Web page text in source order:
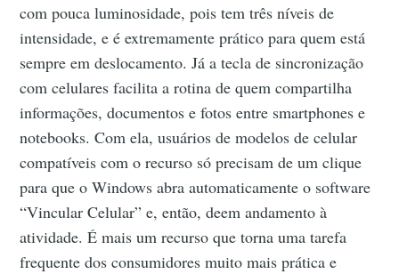
com pouca luminosidade, pois tem três níveis de
intensidade, e é extremamente prático para quem está
sempre em deslocamento. Já a tecla de sincronização
com celulares facilita a rotina de quem compartilha
informações, documentos e fotos entre smartphones e
notebooks. Com ela, usuários de modelos de celular
compatíveis com o recurso só precisam de um clique
para que o Windows abra automaticamente o software
“Vincular Celular” e, então, deem andamento à
atividade. É mais um recurso que torna uma tarefa
frequente dos consumidores muito mais prática e